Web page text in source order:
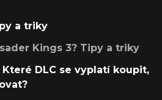
a triky
Kings 3? Tipy a triky
Které DLC se vyplatí koupit,